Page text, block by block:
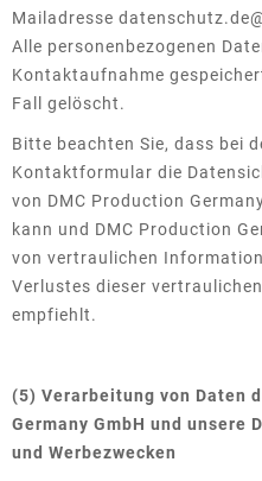
Mailadresse
Alle personenbezogenen
Kontaktaufnahme
Fall gelöscht.
Bitte beachten Sie, dass bei
Kontaktformular die
von DMC Production
kann und DMC Production
von vertraulichen
Verlustes dieser
empfiehlt.
(5) Verarbeitung von Daten
Germany GmbH und
und Werbezwecken